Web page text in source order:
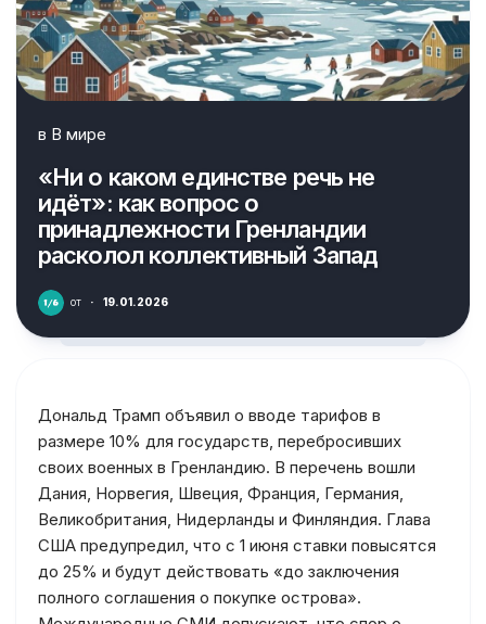
в В мире
«Ни о каком единстве речь не
идёт»: как вопрос о
принадлежности Гренландии
расколол коллективный Запад
от · 19.01.2026
Дональд Трамп объявил о вводе тарифов в
размере 10% для государств, перебросивших
своих военных в Гренландию. В перечень вошли
Дания, Норвегия, Швеция, Франция, Германия,
Великобритания, Нидерланды и Финляндия. Глава
США предупредил, что с 1 июня ставки повысятся
до 25% и будут действовать «до заключения
полного соглашения о покупке острова».